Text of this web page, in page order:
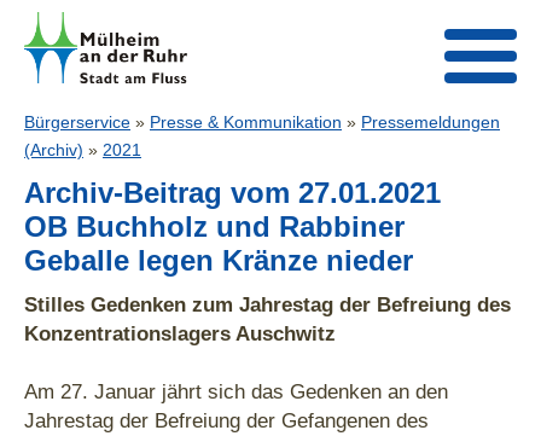
Bürgerservice » Presse & Kommunikation » Pressemeldungen
(Archiv) » 2021
Archiv-Beitrag vom 27.01.2021
OB Buchholz und Rabbiner
Geballe legen Kränze nieder
Stilles Gedenken zum Jahrestag der Befreiung des
Konzentrationslagers Auschwitz
Am 27. Januar jährt sich das Gedenken an den
Jahrestag der Befreiung der Gefangenen des